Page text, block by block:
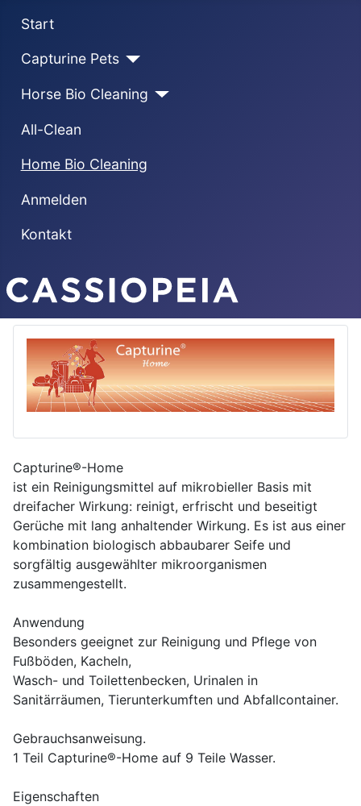
Start
Capturine Pets
Horse Bio Cleaning
All-Clean
Home Bio Cleaning
Anmelden
Kontakt
Capturine®-Home
ist ein Reinigungsmittel auf mikrobieller Basis mit
dreifacher Wirkung: reinigt, erfrischt und beseitigt
Gerüche mit lang anhaltender Wirkung. Es ist aus einer
kombination biologisch abbaubarer Seife und
sorgfältig ausgewählter mikroorganismen
zusammengestellt.
Anwendung
Besonders geeignet zur Reinigung und Pflege von
Fußböden, Kacheln,
Wasch- und Toilettenbecken, Urinalen in
Sanitärräumen, Tierunterkumften und Abfallcontainer.
Gebrauchsanweisung.
1 Teil Capturine®-Home auf 9 Teile Wasser.
Eigenschaften